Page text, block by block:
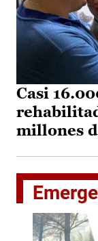
Casi
millones